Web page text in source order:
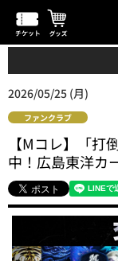
2026/05/25 (月)
ファンクラブ
【Mコレ】「
中！広島東洋カ